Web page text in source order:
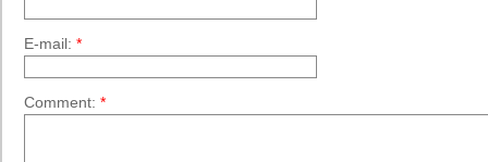
E-mail: *
Comment: *